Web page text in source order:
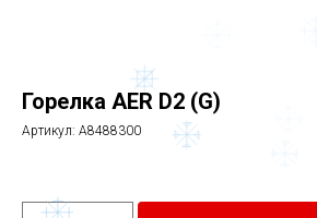
Горелка AER D2 (G)
Артикул: A8488300